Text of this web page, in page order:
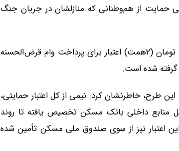
حمایت از هم‌وطنانی که منازلشان در جریان جنگ
معاون مدیرعامل بانک مسکن عنوان کرد: مجموعاً ۲ هزار میلیارد تومان (۲همت) اعتبار برای پرداخت وام قرض‌الحسنه
شده است.
طرح، خاطرنشان کرد: نیمی از کل اعتبار حمایتی،
منابع داخلی بانک مسکن تخصیص یافته تا روند
اعتبار نیز از سوی صندوق ملی مسکن تأمین شده